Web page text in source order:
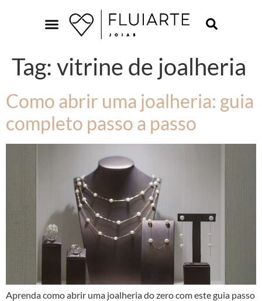
Tag: vitrine de joalheria
Como abrir uma joalheria: guia
completo passo a passo
Aprenda como abrir uma joalheria do zero com este guia passo